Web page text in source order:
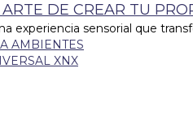
DE CREAR TU
experiencia sensorial que